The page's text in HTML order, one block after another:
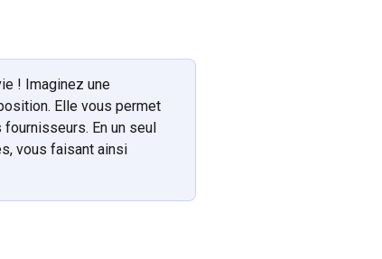
! Imaginez une
Elle vous permet
En un seul
vous faisant ainsi